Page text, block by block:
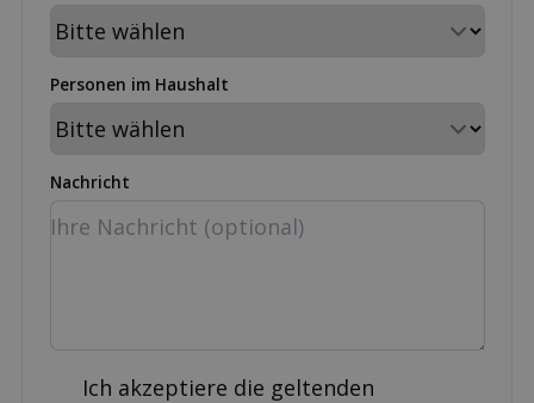
Personen im Haushalt
Nachricht
Ich akzeptiere die geltenden